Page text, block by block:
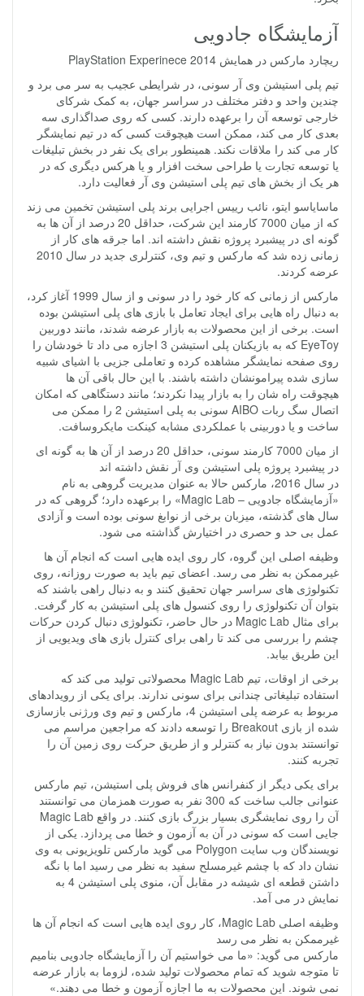
آزمایشگاه جادویی
ریچارد مارکس در همایش PlayStation Experinece 2014
تیم پلی استیشن وی آر سونی، در شرایطی عجیب به سر می برد و
چندین واحد و دفتر مختلف در سراسر جهان، به کمک شرکای
خارجی توسعه آن را برعهده دارند. کسی که روی صداگذاری سه
بعدی کار می کند، ممکن است هیچوقت کسی که در تیم نمایشگر
کار می کند را ملاقات نکند. همینطور برای یک نفر در بخش تبلیغات
یا توسعه تجارت یا طراحی سخت افزار و یا هرکس دیگری که در
هر یک از بخش های تیم پلی استیشن وی آر فعالیت دارد.
ماسایاسو ایتو، نائب رییس اجرایی برند پلی استیشن تخمین می زند
که از میان 7000 کارمند این شرکت، حداقل 20 درصد از آن ها به
گونه ای در پیشبرد پروژه نقش داشته اند. اما جرقه های کار از
زمانی زده شد که مارکس و تیم وی، کنترلری جدید در سال 2010
عرضه کردند.
مارکس از زمانی که کار خود را در سونی و از سال 1999 آغاز کرد،
به دنبال راه هایی برای ایجاد تعامل با بازی های پلی استیشن بوده
است. برخی از این محصولات به بازار عرضه شدند، مانند دوربین
EyeToy که به بازیکنان پلی استیشن 3 اجازه می داد تا خودشان را
روی صفحه نمایشگر مشاهده کرده و تعاملی جزیی با اشیای شبیه
سازی شده پیرامونشان داشته باشند. با این حال باقی آن ها
هیچوقت راه شان را به بازار پیدا نکردند؛ مانند دستگاهی که امکان
اتصال سگ ربات AIBO سونی به پلی استیشن 2 را ممکن می
ساخت و یا دوربینی با عملکردی مشابه کینکت مایکروسافت.
از میان 7000 کارمند سونی، حداقل 20 درصد از آن ها به گونه ای
در پیشبرد پروژه پلی استیشن وی آر نقش داشته اند
در سال 2016، مارکس حالا به عنوان مدیریت گروهی به نام
«آزمایشگاه جادویی – Magic Lab» را برعهده دارد؛ گروهی که در
سال های گذشته، میزبان برخی از نوابغ سونی بوده است و آزادی
عمل بی حد و حصری در اختیارش گذاشته می شود.
وظیفه اصلی این گروه، کار روی ایده هایی است که انجام آن ها
غیرممکن به نظر می رسد. اعضای تیم باید به صورت روزانه، روی
تکنولوژی های سراسر جهان تحقیق کنند و به دنبال راهی باشند که
بتوان آن تکنولوژی را روی کنسول های پلی استیشن به کار گرفت.
برای مثال Magic Lab در حال حاضر، تکنولوژی دنبال کردن حرکات
چشم را بررسی می کند تا راهی برای کنترل بازی های ویدیویی از
این طریق بیابد.
برخی از اوقات، تیم Magic Lab محصولاتی تولید می کند که
استفاده تبلیغاتی چندانی برای سونی ندارند. برای یکی از رویدادهای
مربوط به عرضه پلی استیشن 4، مارکس و تیم وی ورژنی بازسازی
شده از بازی Breakout را توسعه دادند که مراجعین مراسم می
توانستند بدون نیاز به کنترلر و از طریق حرکت روی زمین آن را
تجربه کنند.
برای یکی دیگر از کنفرانس های فروش پلی استیشن، تیم مارکس
عنوانی جالب ساخت که 300 نفر به صورت همزمان می توانستند
آن را روی نمایشگری بسیار بزرگ بازی کنند. در واقع Magic Lab
جایی است که سونی در آن به آزمون و خطا می پردازد. یکی از
نویسندگان وب سایت Polygon می گوید مارکس تلویزیونی به وی
نشان داد که با چشم غیرمسلح سفید به نظر می رسید اما با نگه
داشتن قطعه ای شیشه در مقابل آن، منوی پلی استیشن 4 به
نمایش در می آمد.
وظیفه اصلی Magic Lab، کار روی ایده هایی است که انجام آن ها
غیرممکن به نظر می رسد
مارکس می گوید: «ما می خواستیم آن را آزمایشگاه جادویی بنامیم
تا متوجه شوید که تمام محصولات تولید شده، لزوما به بازار عرضه
نمی شوند. این محصولات به ما اجازه آزمون و خطا می دهند.»